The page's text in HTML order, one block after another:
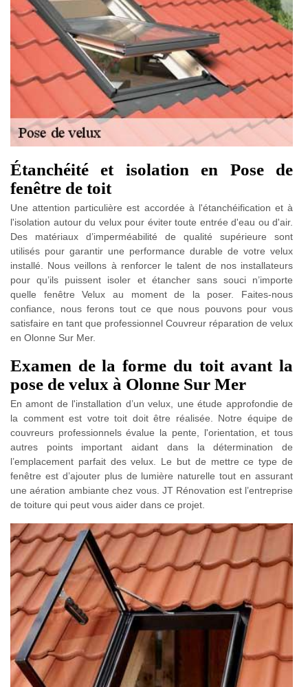
Étanchéité et isolation en Pose de
fenêtre de toit
Une attention particulière est accordée à l'étanchéification et à
l'isolation autour du velux pour éviter toute entrée d'eau ou d'air.
Des matériaux d’imperméabilité de qualité supérieure sont
utilisés pour garantir une performance durable de votre velux
installé. Nous veillons à renforcer le talent de nos installateurs
pour qu’ils puissent isoler et étancher sans souci n’importe
quelle fenêtre Velux au moment de la poser. Faites-nous
confiance, nous ferons tout ce que nous pouvons pour vous
satisfaire en tant que professionnel Couvreur réparation de velux
en Olonne Sur Mer.
Examen de la forme du toit avant la
pose de velux à Olonne Sur Mer
En amont de l'installation d’un velux, une étude approfondie de
la comment est votre toit doit être réalisée. Notre équipe de
couvreurs professionnels évalue la pente, l'orientation, et tous
autres points important aidant dans la détermination de
l’emplacement parfait des velux. Le but de mettre ce type de
fenêtre est d’ajouter plus de lumière naturelle tout en assurant
une aération ambiante chez vous. JT Rénovation est l’entreprise
de toiture qui peut vous aider dans ce projet.